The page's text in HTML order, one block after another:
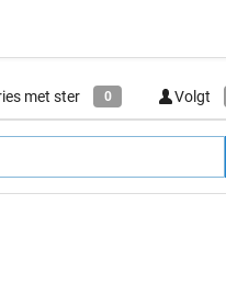
met ster 0 Volgt